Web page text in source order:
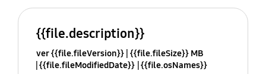
{{file.description}}
ver {{file.fileVersion}} {{file.fileSize}} MB
{{file.fileModifiedDate}} {{file.osNames}}